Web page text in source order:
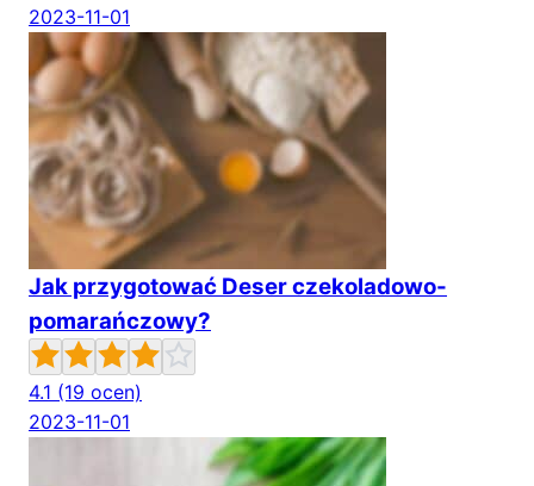
2023-11-01
Jak przygotować Deser czekoladowo-
pomarańczowy?
4.1 (19 ocen)
2023-11-01